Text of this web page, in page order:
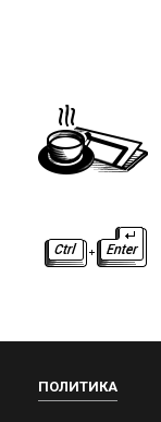
ПОЛИТИКА